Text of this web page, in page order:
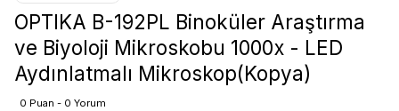
OPTIKA B-192PL Binoküler Araştırma
ve Biyoloji Mikroskobu 1000x - LED
Aydınlatmalı Mikroskop(Kopya)
0 Puan - 0 Yorum